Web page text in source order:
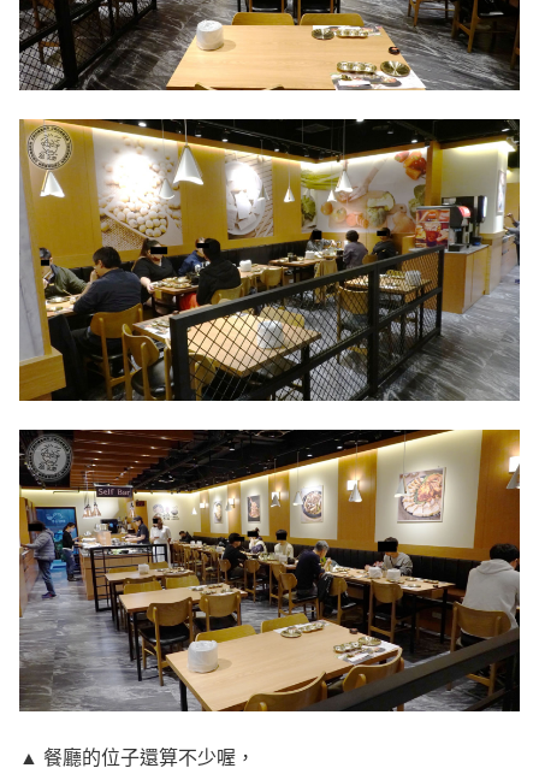
▲ 餐廳的位子還算不少喔，